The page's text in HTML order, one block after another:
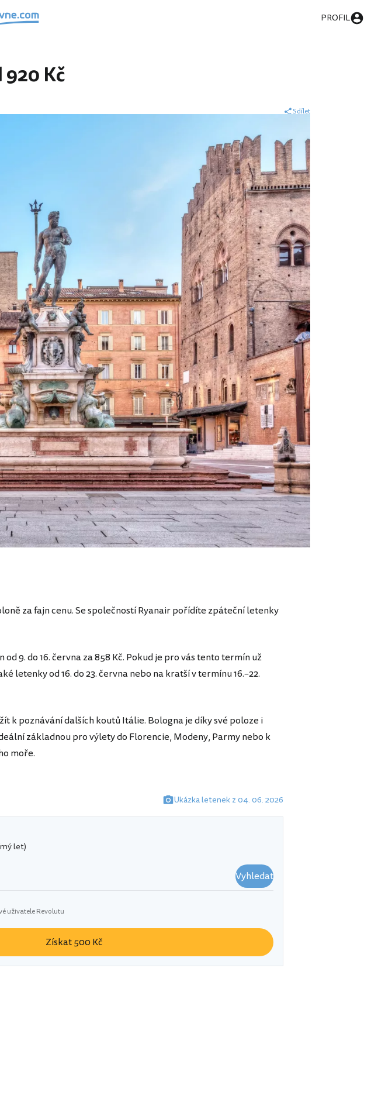
PROFIL
Kč
Sdílet
za fajn cenu. Se společností Ryanair pořídíte zpáteční letenky
9. do 16. června za 858 Kč. Pokud je pro vás tento termín už
letenky od 16. do 23. června nebo na kratší v termínu 16.–22.
k poznávání dalších koutů Itálie. Bologna je díky své poloze i
základnou pro výlety do Florencie, Modeny, Parmy nebo k
moře.
Ukázka letenek z 04. 06. 2026
let)
Vyhledat
uživatele Revolutu
Získat 500 Kč